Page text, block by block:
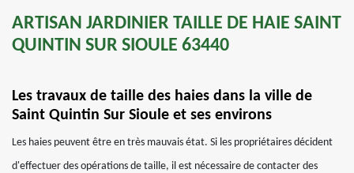
ARTISAN JARDINIER TAILLE DE HAIE SAINT
QUINTIN SUR SIOULE 63440
Les travaux de taille des haies dans la ville de
Saint Quintin Sur Sioule et ses environs
Les haies peuvent être en très mauvais état. Si les propriétaires décident
d'effectuer des opérations de taille, il est nécessaire de contacter des